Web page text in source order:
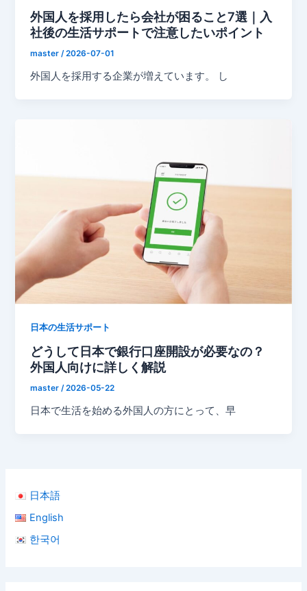
日本語
English
한국어
外国人を採用したら会社が困ること7選｜入
社後の生活サポートで注意したいポイント
master/2026-07-01
外国人を採用する企業が増えています。 し
日本の生活サポート
どうして日本で銀行口座開設が必要なの？
外国人向けに詳しく解説
master/2026-05-22
日本で生活を始める外国人の方にとって、早